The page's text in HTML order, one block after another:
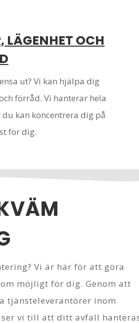
OCH
ut? Vi kan hjälpa dig
förråd. Vi hanterar hela
kan koncentrera dig på
för dig.
Vi är här för att göra
möjligt för dig. Genom att
tjänsteleverantörer inom
vi till att ditt avfall